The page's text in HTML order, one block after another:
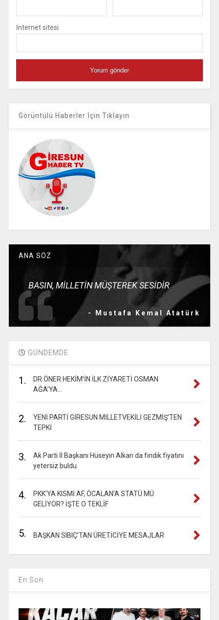
İnternet sitesi
Görüntülü Haberler İçin Tıklayın
ANA SÖZ
BASIN, MİLLETİN MÜŞTEREK SESİDİR
- Mustafa Kemal Atatürk
GÜNDEMDE
1.
DR.ÖNER HEKİM’İN İLK ZİYARETİ OSMAN
AĞA’YA…
2.
YENİ PARTİ GİRESUN MİLLETVEKİLİ GEZMİŞ’TEN
TEPKİ
3.
Ak Parti İl Başkanı Hüseyin Alkan da fındık fiyatını
yetersiz buldu
4.
PKK’YA KISMİ AF, ÖCALAN’A STATÜ MÜ
GELİYOR? İŞTE O TEKLİF
5. BAŞKAN SIBIÇ’TAN ÜRETİCİYE MESAJLAR
En Son